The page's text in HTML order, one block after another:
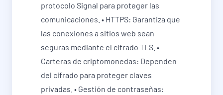
protocolo Signal para proteger las
comunicaciones. • HTTPS: Garantiza que
las conexiones a sitios web sean
seguras mediante el cifrado TLS. •
Carteras de criptomonedas: Dependen
del cifrado para proteger claves
privadas. • Gestión de contraseñas: